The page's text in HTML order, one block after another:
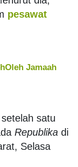
pesawat
Jamaah
satu
Republika di
Selasa